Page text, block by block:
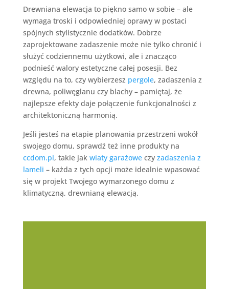
Drewniana elewacja to piękno samo w sobie – ale
wymaga troski i odpowiedniej oprawy w postaci
spójnych stylistycznie dodatków. Dobrze
zaprojektowane zadaszenie może nie tylko chronić i
służyć codziennemu użytkowi, ale i znacząco
podnieść walory estetyczne całej posesji. Bez
względu na to, czy wybierzesz pergole, zadaszenia z
drewna, poliwęglanu czy blachy – pamiętaj, że
najlepsze efekty daje połączenie funkcjonalności z
architektoniczną harmonią.
Jeśli jesteś na etapie planowania przestrzeni wokół
swojego domu, sprawdź też inne produkty na
ccdom.pl, takie jak wiaty garażoweczy zadaszenia z
lameli – każda z tych opcji może idealnie wpasować
się w projekt Twojego wymarzonego domu z
klimatyczną, drewnianą elewacją.